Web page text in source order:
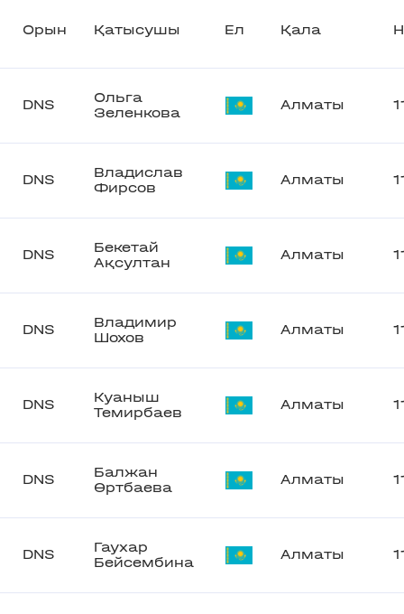
Орын Қатысушы Ел Қала
DNS
Ольга
Зеленкова
Алматы
DNS
Владислав
Фирсов
Алматы
DNS
Бекетай
Ақсултан
Алматы
DNS
Владимир
Шохов
Алматы
DNS
Куаныш
Темирбаев
Алматы
DNS
Балжан
Өртбаева
Алматы
DNS
Гаухар
Бейсембина
Алматы